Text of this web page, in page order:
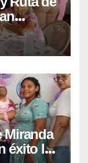
en
Miranda
éxito la